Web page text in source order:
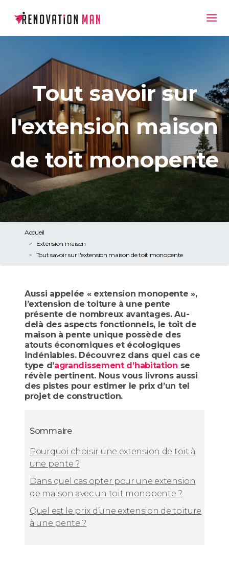
Tout savoir sur
l'extension maison
de toit monopente
Accueil
Extension maison
Tout savoir sur l'extension maison de toit monopente
Aussi appelée « extension monopente »,
l’extension de toiture à une pente
présente de nombreux avantages. Au-
delà des aspects fonctionnels, le toit de
maison à pente unique possède des
atouts économiques et écologiques
indéniables. Découvrez dans quel cas ce
type d’agrandissement d’habitation se
révèle pertinent. Nous vous livrons aussi
des pistes pour estimer le prix d’un tel
projet de construction.
Sommaire
Pourquoi choisir une extension de toit à
une pente ?
Dans quel cas opter pour une extension
de maison avec un toit monopente ?
Quel est le prix d’une extension de toiture
à une pente ?